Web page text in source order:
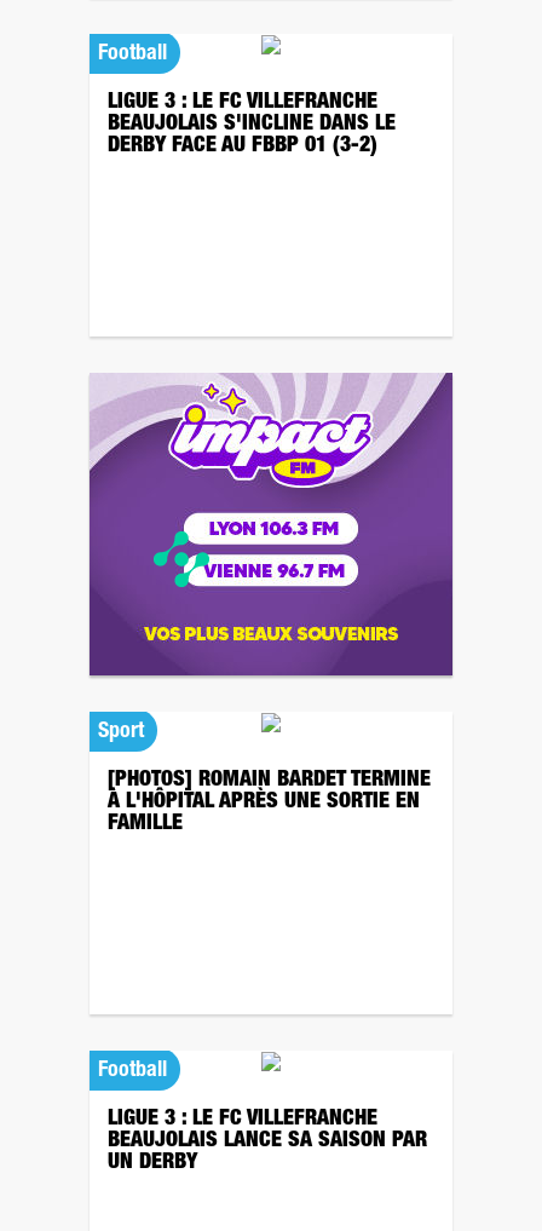
Football
LIGUE 3 : LE FC VILLEFRANCHE
BEAUJOLAIS S'INCLINE DANS LE
DERBY FACE AU FBBP 01 (3-2)
Sport
[PHOTOS] ROMAIN BARDET TERMINE
À L'HÔPITAL APRÈS UNE SORTIE EN
FAMILLE
Football
LIGUE 3 : LE FC VILLEFRANCHE
BEAUJOLAIS LANCE SA SAISON PAR
UN DERBY